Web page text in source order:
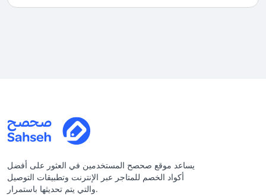
يساعد موقع صحصح المستخدمين في العثور على أفضل
أكواد الخصم للمتاجر عبر الإنترنت وتطبيقات التوصيل
والتي يتم تحديثها باستمرار.